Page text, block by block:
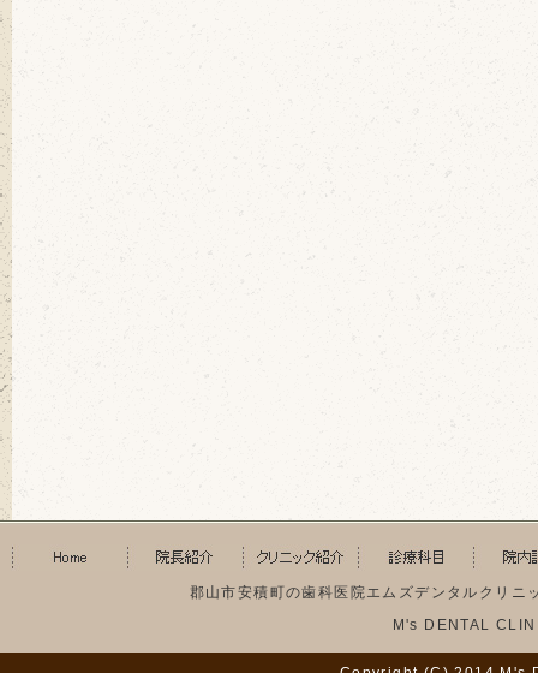
郡山市安積町の歯科医院エムズデンタルクリ
M's DENTAL